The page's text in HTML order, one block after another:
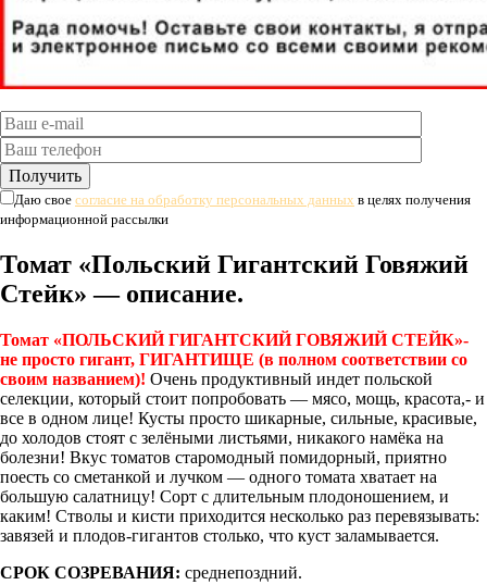
Даю свое согласие на обработку персональных данных в целях получения
информационной рассылки
Томат «Польский Гигантский Говяжий
Стейк» — описание.
Томат «ПОЛЬСКИЙ ГИГАНТСКИЙ ГОВЯЖИЙ СТЕЙК»-
не просто гигант, ГИГАНТИЩЕ (в полном соответствии со
своим названием)! Очень продуктивный индет польской
селекции, который стоит попробовать — мясо, мощь, красота,- и
все в одном лице! Кусты просто шикарные, сильные, красивые,
до холодов стоят с зелёными листьями, никакого намёка на
болезни! Вкус томатов старомодный помидорный, приятно
поесть со сметанкой и лучком — одного томата хватает на
большую салатницу! Сорт с длительным плодоношением, и
каким! Стволы и кисти приходится несколько раз перевязывать:
завязей и плодов-гигантов столько, что куст заламывается.
СРОК СОЗРЕВАНИЯ: среднепоздний.